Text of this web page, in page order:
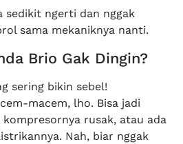
sedikit ngerti dan nggak
sama mekaniknya nanti.
Brio Gak Dingin?
sering bikin sebel!
macem, lho. Bisa jadi
rusak, atau ada
Nah, biar nggak